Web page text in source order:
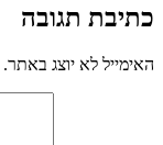
כתיבת תגובה
האימייל לא יוצג באתר.